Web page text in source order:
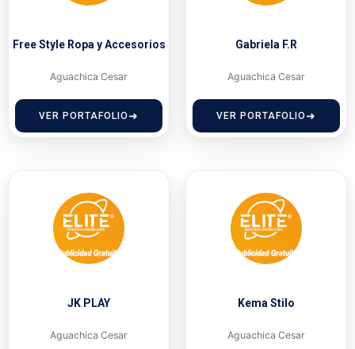
Free Style Ropa y Accesorios
Aguachica Cesar
VER PORTAFOLIO
Gabriela F.R
Aguachica Cesar
VER PORTAFOLIO
JK PLAY
Aguachica Cesar
Kema Stilo
Aguachica Cesar